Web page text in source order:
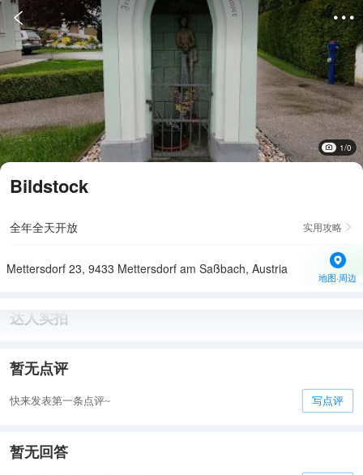
 
1/0
Bildstock
全年全天开放 实用攻略 
Mettersdorf 23, 9433 Mettersdorf am Saßbach, Austria
地图·周边
达人实拍
暂无点评
快来发表第一条点评~ 写点评
暂无回答